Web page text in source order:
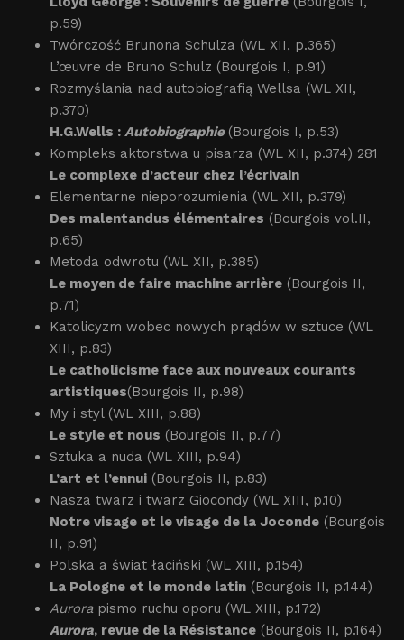
p.59)
Twórczość Brunona Schulza (WL XII, p.365)
L’œuvre de Bruno Schulz (Bourgois I, p.91)
Rozmyślania nad autobiografią Wellsa (WL XII,
p.370)
H.G.Wells : Autobiographie (Bourgois I, p.53)
Kompleks aktorstwa u pisarza (WL XII, p.374) 281
Le complexe d’acteur chez l’écrivain
Elementarne nieporozumienia (WL XII, p.379)
Des malentandus élémentaires (Bourgois vol.II,
p.65)
Metoda odwrotu (WL XII, p.385)
Le moyen de faire machine arrière (Bourgois II,
p.71)
Katolicyzm wobec nowych prądów w sztuce (WL
XIII, p.83)
Le catholicisme face aux nouveaux courants
artistiques(Bourgois II, p.98)
My i styl (WL XIII, p.88)
Le style et nous (Bourgois II, p.77)
Sztuka a nuda (WL XIII, p.94)
L’art et l’ennui (Bourgois II, p.83)
Nasza twarz i twarz Giocondy (WL XIII, p.10)
Notre visage et le visage de la Joconde (Bourgois
II, p.91)
Polska a świat łaciński (WL XIII, p.154)
La Pologne et le monde latin (Bourgois II, p.144)
Aurorapismo ruchu oporu (WL XIII, p.172)
Aurora, revue de la Résistance (Bourgois II, p.164)